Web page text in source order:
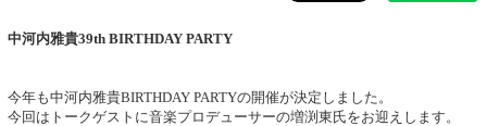
中河内雅貴39th BIRTHDAY PARTY
今年も中河内雅貴BIRTHDAY PARTYの開催が決定しました。
今回はトークゲストに音楽プロデューサーの増渕東氏をお迎えします。